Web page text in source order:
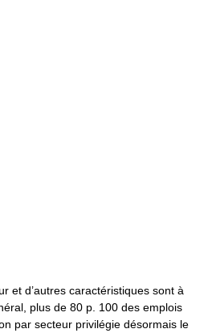
et d’autres caractéristiques sont à
plus de 80 p. 100 des emplois
par secteur privilégie désormais le